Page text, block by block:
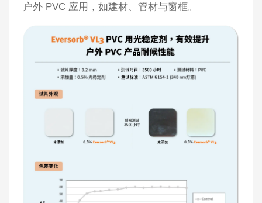
户外 PVC 应用，如建材、管材与窗框。